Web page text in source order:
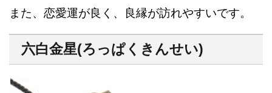
また、恋愛運が良く、良縁が訪れやすいです。
六白金星(ろっぱくきんせい)